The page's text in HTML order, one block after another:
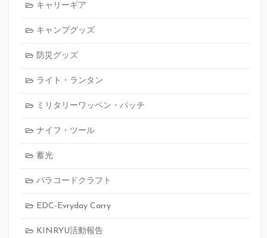
キャリーギア
キャンプグッズ
防災グッズ
ライト・ランタン
ミリタリーワッペン・パッチ
ナイフ・ツール
蓄光
パラコードクラフト
EDC-Evryday Carry
KINRYU活動報告